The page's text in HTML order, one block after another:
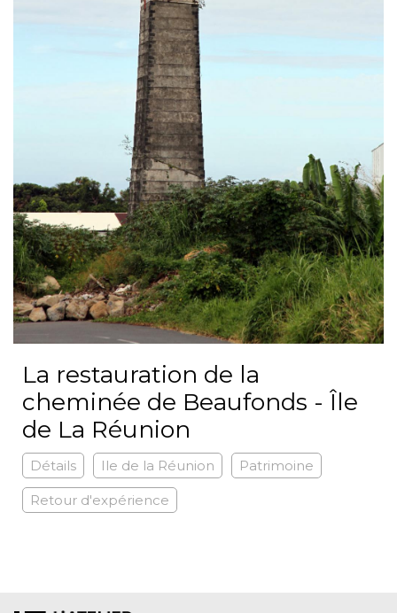
La restauration de la
cheminée de Beaufonds - Île
de La Réunion
Détails Ile de la Réunion Patrimoine
Retour d'expérience